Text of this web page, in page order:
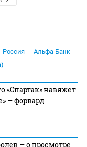
Россия
Альфа-Банк
«Спартак» навяжет
— форвард
— о просмотре